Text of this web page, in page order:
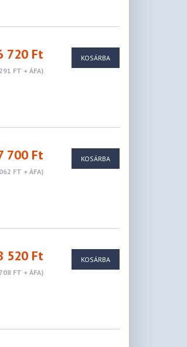
720 Ft
FT + ÁFA)
KOSÁRBA
700 Ft
FT + ÁFA)
KOSÁRBA
520 Ft
FT + ÁFA)
KOSÁRBA